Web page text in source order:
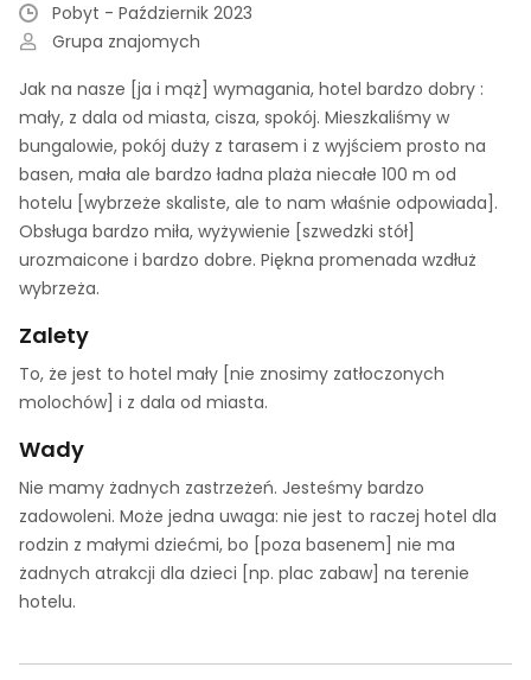
Pobyt - Październik 2023
Grupa znajomych
Jak na nasze [ja i mąż] wymagania, hotel bardzo dobry :
mały, z dala od miasta, cisza, spokój. Mieszkaliśmy w
bungalowie, pokój duży z tarasem i z wyjściem prosto na
basen, mała ale bardzo ładna plaża niecałe 100 m od
hotelu [wybrzeże skaliste, ale to nam właśnie odpowiada].
Obsługa bardzo miła, wyżywienie [szwedzki stół]
urozmaicone i bardzo dobre. Piękna promenada wzdłuż
wybrzeża.
Zalety
To, że jest to hotel mały [nie znosimy zatłoczonych
molochów] i z dala od miasta.
Wady
Nie mamy żadnych zastrzeżeń. Jesteśmy bardzo
zadowoleni. Może jedna uwaga: nie jest to raczej hotel dla
rodzin z małymi dziećmi, bo [poza basenem] nie ma
żadnych atrakcji dla dzieci [np. plac zabaw] na terenie
hotelu.